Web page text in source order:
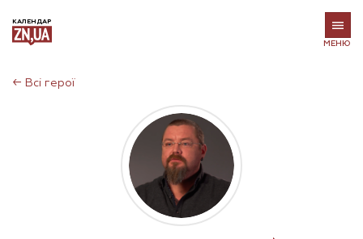
КАЛЕНДАР
МЕНЮ
← Всі герої